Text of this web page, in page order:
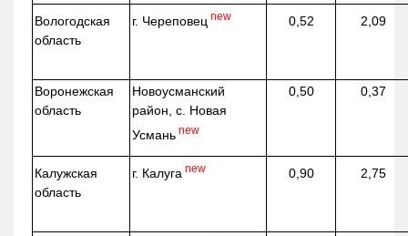
Вологодская
область
г. Череповец new 0,52 2,09
Воронежская
область
Новоусманский
район, с. Новая
Усмань new
0,50 0,37
Калужская
область
г. Калуга new 0,90 2,75